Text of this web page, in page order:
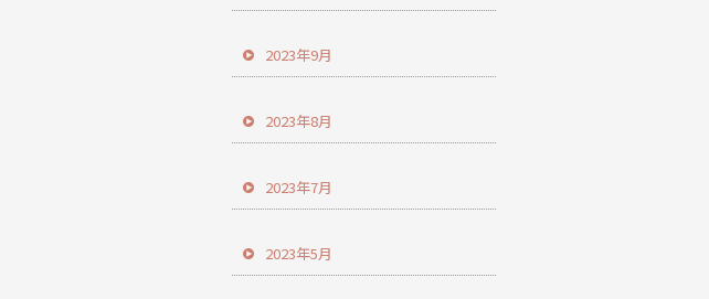
2023年9月
2023年8月
2023年7月
2023年5月